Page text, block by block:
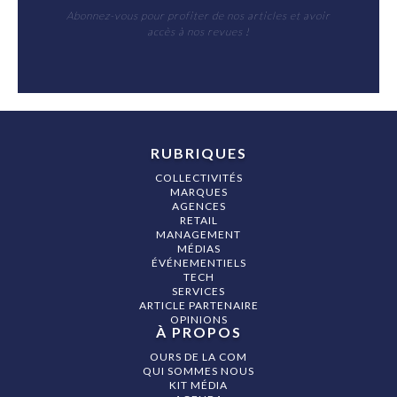
Abonnez-vous pour profiter de nos articles et avoir
accès à nos revues !
RUBRIQUES
COLLECTIVITÉS
MARQUES
AGENCES
RETAIL
MANAGEMENT
MÉDIAS
ÉVÉNEMENTIELS
TECH
SERVICES
ARTICLE PARTENAIRE
OPINIONS
À PROPOS
OURS DE LA COM
QUI SOMMES NOUS
KIT MÉDIA